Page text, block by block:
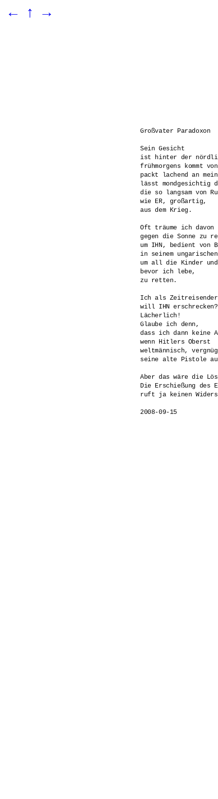
← ↑ →
Großvater Paradoxon
Sein Gesicht
ist hinter der
frühmorgens kommt
packt lachend an
lässt mondgesichtig
die so langsam von
wie ER, großartig,
aus dem Krieg.
Oft träume ich
gegen die Sonne zu
um IHN, bedient von
in seinem
um all die Kinder
bevor ich lebe,
zu retten.
Ich als
will IHN
Lächerlich!
Glaube ich denn,
dass ich dann keine
wenn Hitlers Oberst
weltmännisch,
seine alte Pistole
Aber das wäre die
Die Erschießung des
ruft ja keinen
2008-09-15